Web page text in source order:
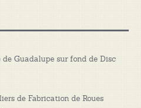
Guadalupe sur fond de Disc
de Fabrication de Roues